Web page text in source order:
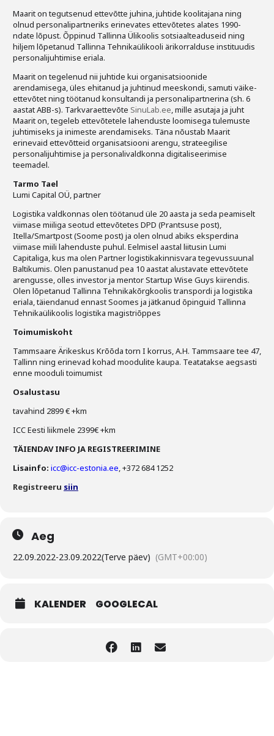
Maarit on tegutsenud ettevõtte juhina, juhtide koolitajana ning
olnud personalipartneriks erinevates ettevõtetes alates 1990-
ndate lõpust. Õppinud Tallinna Ülikoolis sotsiaalteaduseid ning
hiljem lõpetanud Tallinna Tehnikaülikooli ärikorralduse instituudis
personalijuhtimise eriala.
Maarit on tegelenud nii juhtide kui organisatsioonide
arendamisega, üles ehitanud ja juhtinud meeskondi, samuti väike-
ettevõtet ning töötanud konsultandi ja personalipartnerina (sh. 6
aastat ABB-s). Tarkvaraettevõte SinuLab.ee, mille asutaja ja juht
Maarit on, tegeleb ettevõtetele lahenduste loomisega tulemuste
juhtimiseks ja inimeste arendamiseks. Täna nõustab Maarit
erinevaid ettevõtteid organisatsiooni arengu, strateegilise
personalijuhtimise ja personalivaldkonna digitaliseerimise
teemadel.
Tarmo Tael
Lumi Capital OÜ, partner
Logistika valdkonnas olen töötanud üle 20 aasta ja seda peamiselt
viimase miiliga seotud ettevõtetes DPD (Prantsuse post),
Itella/Smartpost (Soome post) ja olen olnud abiks eksperdina
viimase miili lahenduste puhul. Eelmisel aastal liitusin Lumi
Capitaliga, kus ma olen Partner logistikakinnisvara tegevussuunal
Baltikumis. Olen panustanud pea 10 aastat alustavate ettevõtete
arengusse, olles investor ja mentor Startup Wise Guys kiirendis.
Olen lõpetanud Tallinna Tehnikakõrgkoolis transpordi ja logistika
eriala, täiendanud ennast Soomes ja jätkanud õpinguid Tallinna
Tehnikaülikoolis logistika magistriõppes
Toimumiskoht
Tammsaare Ärikeskus Krõõda torn I korrus, A.H. Tammsaare tee 47,
Tallinn ning erinevad kohad moodulite kaupa. Teatatakse aegsasti
enne mooduli toimumist
Osalustasu
tavahind 2899 € +km
ICC Eesti liikmele 2399€ +km
TÄIENDAV INFO JA REGISTREERIMINE
Lisainfo: icc@icc-estonia.ee, +372 684 1252
Registreeru siin
Aeg
22.09.2022-23.09.2022(Terve päev) (GMT+00:00)
KALENDER GOOGLECAL